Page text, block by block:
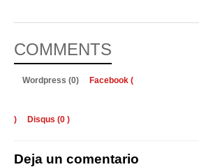
COMMENTS
Wordpress (0) Facebook (
) Disqus (0 )
Deja un comentario